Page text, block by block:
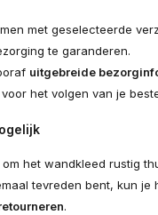
met geselecteerde
te garanderen.
uitgebreide
het volgen van je
het wandkleed rustig
tevreden bent, kun je
.